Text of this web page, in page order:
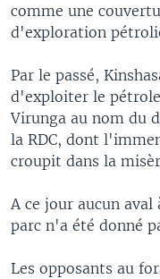
comme une
d'exploration
Par le passé,
d'exploiter le
Virunga au nom du
la RDC, dont
croupit dans la
A ce jour aucun
parc n'a été donné
Les opposants au